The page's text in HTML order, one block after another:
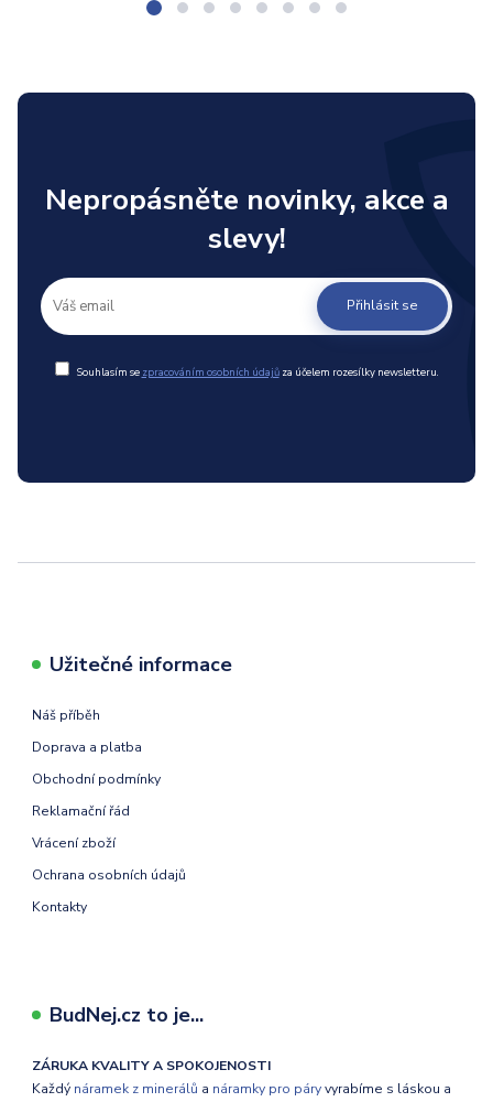
Nepropásněte novinky, akce a
slevy!
Přihlásit se
Souhlasím se zpracováním osobních údajůza účelem rozesílky newsletteru.
Užitečné informace
Náš příběh
Doprava a platba
Obchodní podmínky
Reklamační řád
Vrácení zboží
Ochrana osobních údajů
Kontakty
BudNej.cz to je...
ZÁRUKA KVALITY A SPOKOJENOSTI
Každý náramek z minerálů a náramky pro páryvyrabíme s láskou a